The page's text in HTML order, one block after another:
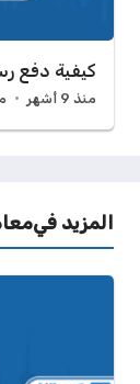
كيفية دفع
منذ 9 أشهر
المزيد في